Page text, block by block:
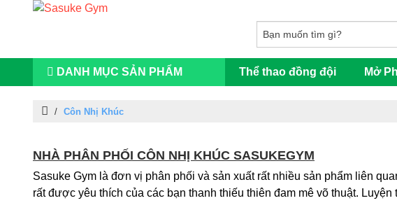
DANH MỤC SẢN PHẨM Thể thao đồng đội Mở
/ Côn Nhị Khúc
NHÀ PHÂN PHỐI CÔN NHỊ KHÚC SASUKEGYM
Sasuke Gym là đơn vị phân phối và sản xuất rất nhiều sản phẩm liên
rất được yêu thích của các bạn thanh thiếu thiên đam mê võ thuật.